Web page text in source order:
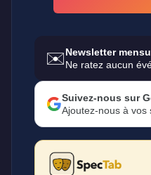
✉️Newsletter
Ne ratez aucun
Suivez-nous sur
Ajoutez-nous à vos